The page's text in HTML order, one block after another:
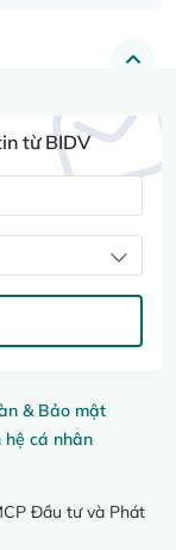
& Bảo mật
hệ cá nhân
Đầu tư và Phát
từ BIDV